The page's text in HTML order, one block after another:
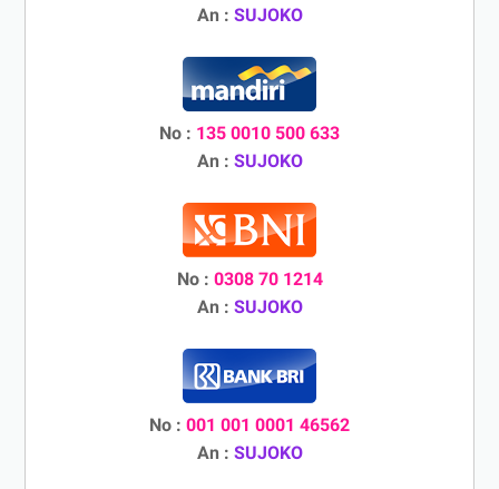
An : SUJOKO
No : 135 0010 500 633
An : SUJOKO
No : 0308 70 1214
An : SUJOKO
No : 001 001 0001 46562
An : SUJOKO